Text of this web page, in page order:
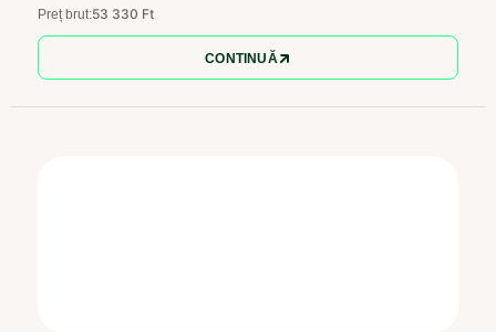
Preț brut:53 330 Ft
CONTINUĂ